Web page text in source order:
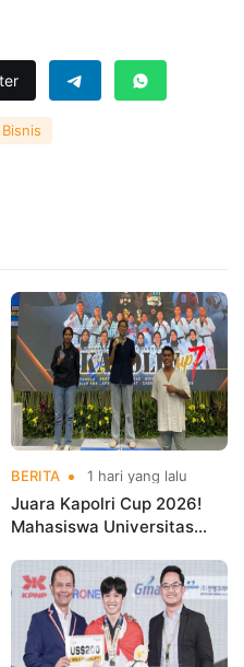
BERITA 1 hari yang lalu
Juara Kapolri Cup 2026!
Mahasiswa Universitas
Nama Kampus di Kejurnas
Taekwondo